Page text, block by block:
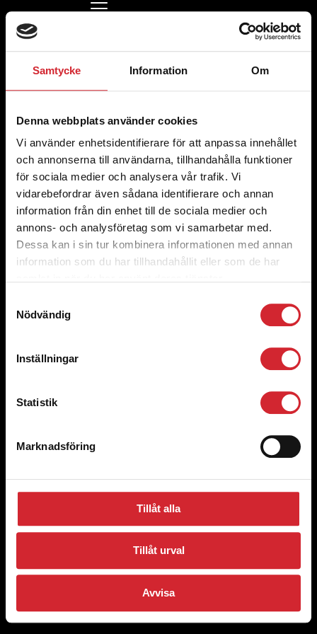
Samtycke Information Om
Denna webbplats använder cookies
Vi använder enhetsidentifierare för att anpassa innehållet
och annonserna till användarna, tillhandahålla funktioner
för sociala medier och analysera vår trafik. Vi
vidarebefordrar även sådana identifierare och annan
information från din enhet till de sociala medier och
annons- och analysföretag som vi samarbetar med.
Dessa kan i sin tur kombinera informationen med annan
information som du har tillhandahållit eller som de har
Nödvändig
Inställningar
Statistik
Marknadsföring
Tillåt alla
Tillåt urval
Avvisa
Nygrens
021-40 44 40
(vardagar 07.30-16)
info@vasterasstadsmission.se
Ateljégatan 4,
Org. nummer 802444-3866
Ge en gåva
Swish
123 900 16 03
Bankgiro
900-1603
Länkar
Kontakta oss
Styrelsen och Ledning
© 2008 Västerås stadsmission
Förslag och klagomål Cookie Policy
Integritetspolicy